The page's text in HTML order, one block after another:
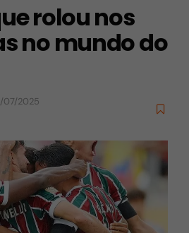
rolou nos
no mundo do
07/2025